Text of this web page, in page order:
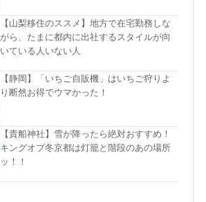
【山梨移住のススメ】地方で在宅勤務しな
がら、たまに都内に出社するスタイルが向
いている人いない人
【静岡】「いちご自販機」はいちご狩りよ
り断然お得でウマかった！
【貴船神社】雪が降ったら絶対おすすめ！
キングオブ冬京都は灯籠と階段のあの場所
ッ！！